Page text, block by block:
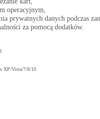
operacyjnym,
prywatnych danych podczas
za pomocą dodatków.
XP/Vista/7/8/10